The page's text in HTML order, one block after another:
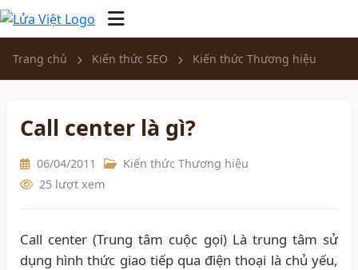
Trang chủ Kiến thức SEO Kiến thức Thương hiệu
Call center là gì?
06/04/2011
Kiến thức Thương hiệu
25 lượt xem
Call center (Trung tâm cuộc gọi) Là trung tâm sử
dụng hình thức giao tiếp qua điện thoại là chủ yếu,